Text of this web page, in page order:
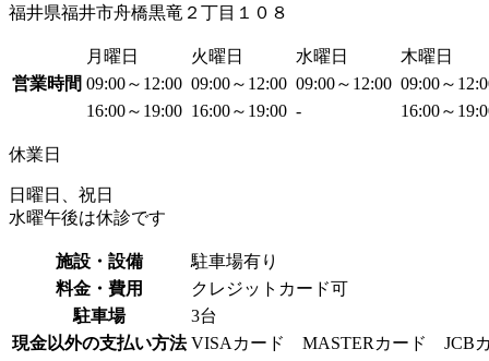
福井県福井市舟橋黒竜２丁目１０８
月曜日 火曜日 水曜日
木曜日
営業時間 09:00～12:00 09:00～12:00 09:00～12:00 09:00～
16:00～19:00 16:00～19:00 - 16:00～
休業日
日曜日、祝日
水曜午後は休診です
施設・設備
駐車場有り
料金・費用
クレジットカード可
駐車場
3台
現金以外の支払い方法 VISAカード MASTERカード JCB